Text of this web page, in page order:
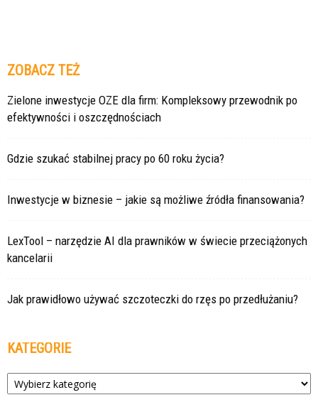
ZOBACZ TEŻ
Zielone inwestycje OZE dla firm: Kompleksowy przewodnik po
efektywności i oszczędnościach
Gdzie szukać stabilnej pracy po 60 roku życia?
Inwestycje w biznesie – jakie są możliwe źródła finansowania?
LexTool – narzędzie AI dla prawników w świecie przeciążonych
kancelarii
Jak prawidłowo używać szczoteczki do rzęs po przedłużaniu?
KATEGORIE
Kategorie